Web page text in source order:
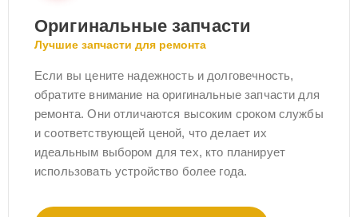
Оригинальные запчасти
Лучшие запчасти для ремонта
Если вы цените надежность и долговечность,
обратите внимание на оригинальные запчасти для
ремонта. Они отличаются высоким сроком службы
и соответствующей ценой, что делает их
идеальным выбором для тех, кто планирует
использовать устройство более года.